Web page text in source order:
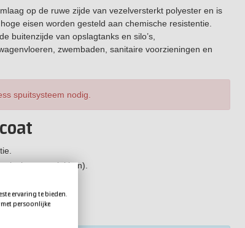
op de ruwe zijde van vezelversterkt polyester en is
eisen worden gesteld aan chemische resistentie.
buitenzijde van opslagtanks en silo’s,
zwembaden, sanitaire voorzieningen en
spuitsysteem nodig.
oppervlakken).
ervaring te bieden.
met persoonlijke